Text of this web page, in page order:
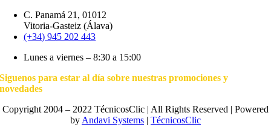
C. Panamá 21, 01012
Vitoria-Gasteiz (Álava)
(+34) 945 202 443
Lunes a viernes – 8:30 a 15:00
Siguenos para estar al día sobre nuestras promociones y
novedades
Copyright 2004 – 2022 TécnicosClic | All Rights Reserved | Powered
by Andavi Systems | TécnicosClic